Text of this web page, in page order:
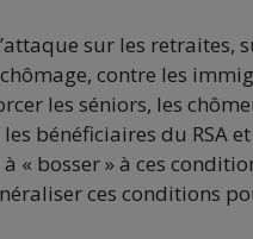
sur les retraites,
contre les
les séniors, les
bénéficiaires du RSA
à « bosser » à ces
ces conditions